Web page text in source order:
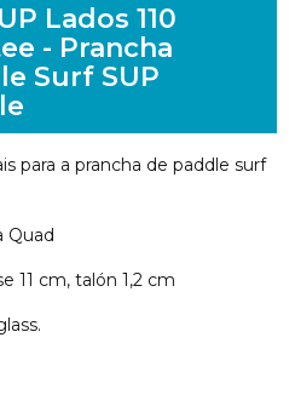
Lados 110
- Prancha
Surf SUP
para a prancha de paddle surf
Quad
11 cm, talón 1,2 cm